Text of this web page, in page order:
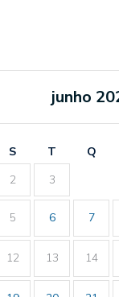
junho
S T Q
2 3
5 6 7
12 13 14